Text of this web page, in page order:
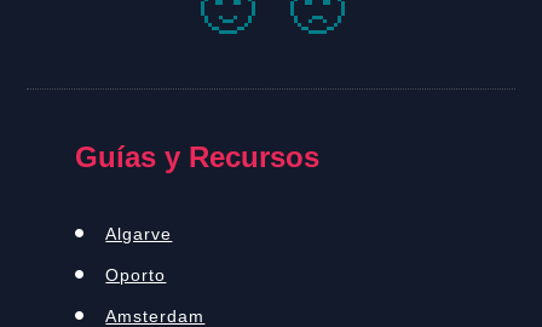
Guías y Recursos
Algarve
Oporto
Amsterdam